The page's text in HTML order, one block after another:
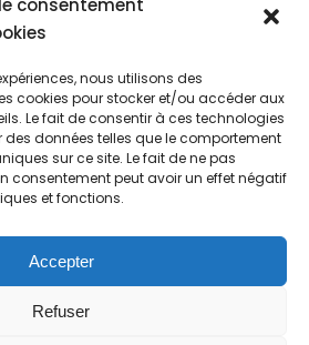
consentement
nous utilisons des
cookies pour stocker et/ou accéder aux
Le fait de consentir à ces technologies
données telles que le comportement
sur ce site. Le fait de ne pas
consentement peut avoir un effet négatif
et fonctions.
Accepter
Refuser